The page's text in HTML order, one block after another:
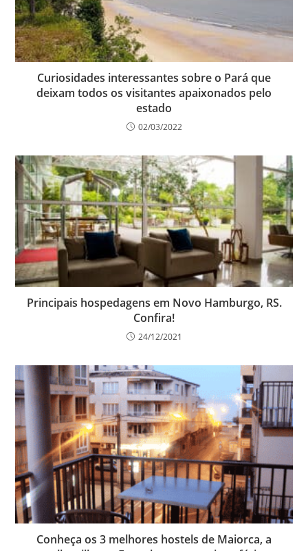
Curiosidades interessantes sobre o Pará que
deixam todos os visitantes apaixonados pelo
estado
02/03/2022
Principais hospedagens em Novo Hamburgo, RS.
Confira!
24/12/2021
Conheça os 3 melhores hostels de Maiorca, a